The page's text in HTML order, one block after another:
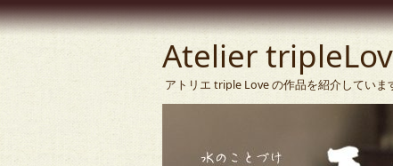
Atelier
アトリエ triple Love の作品を紹介していま